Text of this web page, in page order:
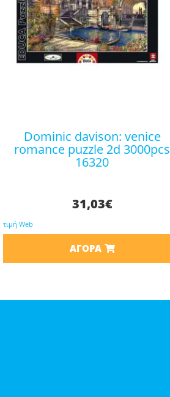
dominic davison: venice
romance puzzle 2d 3000pcs
16320
31,03€
τιμή Web
ΑΓΟΡΆ